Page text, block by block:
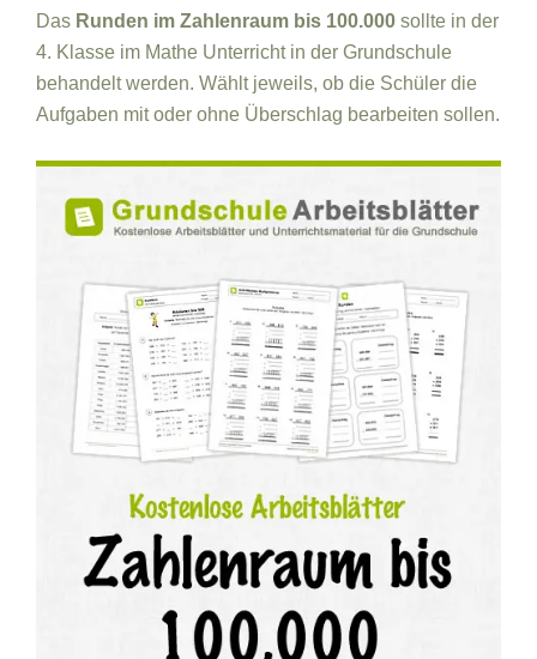
Das Runden im Zahlenraum bis 100.000 sollte in der
4. Klasse im Mathe Unterricht in der Grundschule
behandelt werden. Wählt jeweils, ob die Schüler die
Aufgaben mit oder ohne Überschlag bearbeiten sollen.